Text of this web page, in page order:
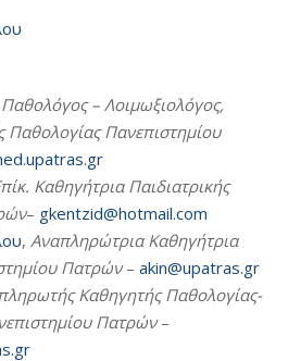
Παθολόγος – Λοιμωξιολόγος,
Παθολογίας Πανεπιστημίου
Καθηγήτρια Παιδιατρικής
– gkentzid@hotmail.com
, Αναπληρώτρια Καθηγήτρια
Πατρών– akin@upatras.gr
Καθηγητής Παθολογίας-
Πατρών–